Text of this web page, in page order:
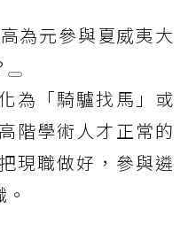
為元參與夏威夷大
為「騎驢找馬」或
階學術人才正常的
現職做好，參與遴